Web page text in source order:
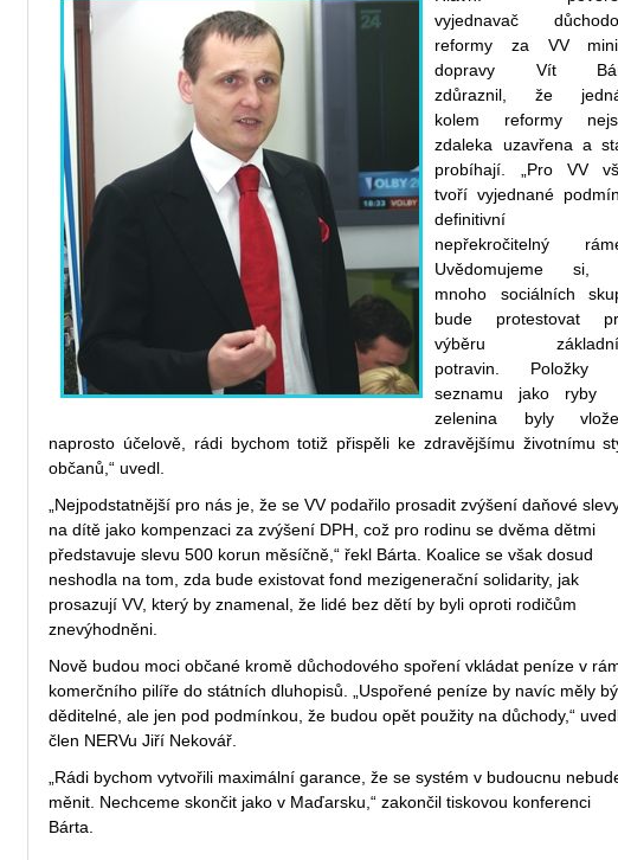
vyjednavač
reformy za VV
dopravy Vít
zdůraznil, že
kolem reformy
zdaleka uzavřena a
probíhají. „Pro VV
tvoří vyjednané
definitivní
nepřekročitelný
Uvědomujeme si,
mnoho sociálních
bude protestovat
výběru
potravin. Položky
seznamu jako
zelenina byly
naprosto účelově, rádi bychom totiž přispěli ke zdravějšímu životnímu
občanů,“ uvedl.
„Nejpodstatnější pro nás je, že se VV podařilo prosadit zvýšení daňové
na dítě jako kompenzaci za zvýšení DPH, což pro rodinu se dvěma dětmi
představuje slevu 500 korun měsíčně,“ řekl Bárta. Koalice se však dosud
neshodla na tom, zda bude existovat fond mezigenerační solidarity, jak
prosazují VV, který by znamenal, že lidé bez dětí by byli oproti rodičům
znevýhodněni.
Nově budou moci občané kromě důchodového spoření vkládat peníze v
komerčního pilíře do státních dluhopisů. „Uspořené peníze by navíc měly
děditelné, ale jen pod podmínkou, že budou opět použity na důchody,“
člen NERVu Jiří Nekovář.
„Rádi bychom vytvořili maximální garance, že se systém v budoucnu
měnit. Nechceme skončit jako v Maďarsku,“ zakončil tiskovou konferenci
Bárta.